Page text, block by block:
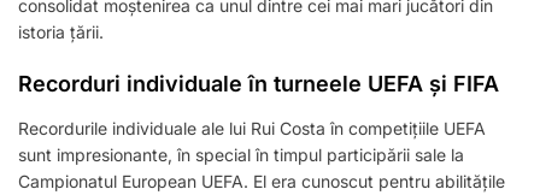
consolidat moștenirea ca unul dintre cei mai mari jucători din
istoria țării.
Recorduri individuale în turneele UEFA și FIFA
Recordurile individuale ale lui Rui Costa în competițiile UEFA
sunt impresionante, în special în timpul participării sale la
Campionatul European UEFA. El era cunoscut pentru abilitățile